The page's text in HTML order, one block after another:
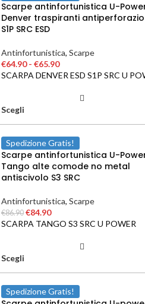
Scarpe antinfortunistica U-
Denver traspiranti
S1P SRC ESD
Antinfortunistica, Scarpe
€64.90 - €65.90
SCARPA DENVER ESD S1P SRC U
Scegli
Spedizione Gratis!
Scarpe antinfortunistica U-
Tango alte comode no metal
antiscivolo S3 SRC
Antinfortunistica, Scarpe
€86.90 €84.90
SCARPA TANGO S3 SRC U POWER
Scegli
Spedizione Gratis!